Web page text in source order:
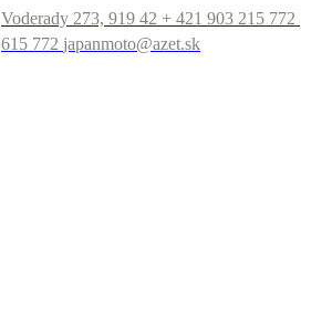
Voderady 273, 919 42 + 421 903 215 772
615 772 japanmoto@azet.sk